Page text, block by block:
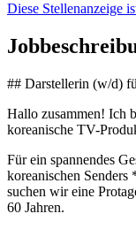
Diese Stellenanzeige
## Darstellerin (w/d)
Hallo zusammen! Ich
koreanische TV-
Für ein spannendes
koreanischen
suchen wir eine
60 Jahren.